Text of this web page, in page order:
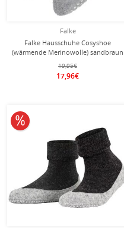
Falke
Falke Hausschuhe Cosyshoe
(wärmende Merinowolle) sandbraun
Babys/Kleinkinder
19,95€
17,96€
10% reduziert